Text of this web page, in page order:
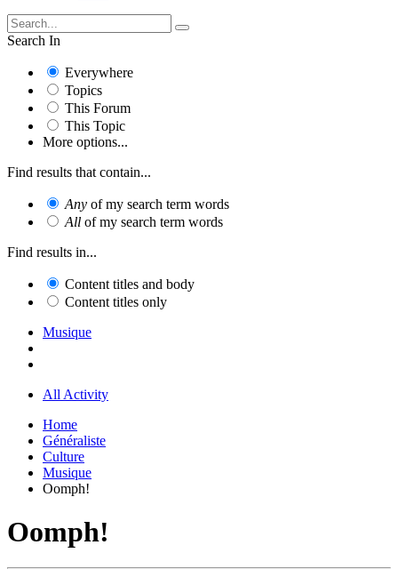
Search In
Everywhere
Topics
This Forum
This Topic
More options...
Find results that contain...
Any of my search term words
All of my search term words
Find results in...
Content titles and body
Content titles only
Musique
All Activity
Home
Généraliste
Culture
Musique
Oomph!
Oomph!